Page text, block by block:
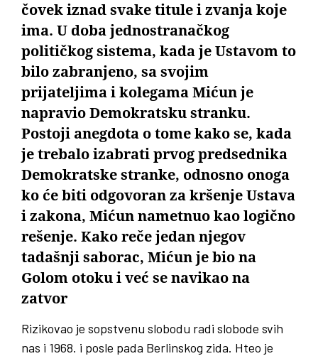
čovek iznad svake titule i zvanja koje
ima. U doba jednostranačkog
političkog sistema, kada je Ustavom to
bilo zabranjeno, sa svojim
prijateljima i kolegama Mićun je
napravio Demokratsku stranku.
Postoji anegdota o tome kako se, kada
je trebalo izabrati prvog predsednika
Demokratske stranke, odnosno onoga
ko će biti odgovoran za kršenje Ustava
i zakona, Mićun nametnuo kao logično
rešenje. Kako reče jedan njegov
tadašnji saborac, Mićun je bio na
Golom otoku i već se navikao na
zatvor
Rizikovao je sopstvenu slobodu radi slobode svih
nas i 1968. i posle pada Berlinskog zida. Hteo je